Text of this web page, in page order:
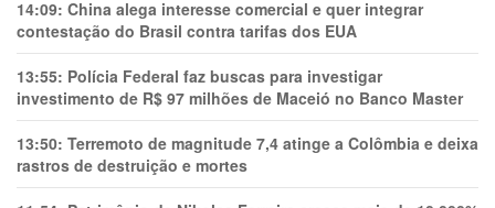
14:09: China alega interesse comercial e quer integrar
contestação do Brasil contra tarifas dos EUA
13:55: Polícia Federal faz buscas para investigar
investimento de R$ 97 milhões de Maceió no Banco Master
13:50: Terremoto de magnitude 7,4 atinge a Colômbia e deixa
rastros de destruição e mortes